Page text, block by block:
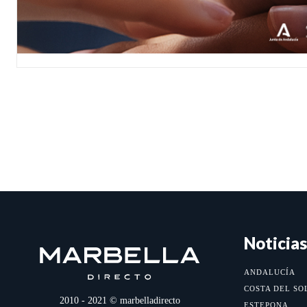
2010 - 2021 © marbelladirecto
Noticias
ANDALUCÍA
COSTA DEL
ESTEPONA